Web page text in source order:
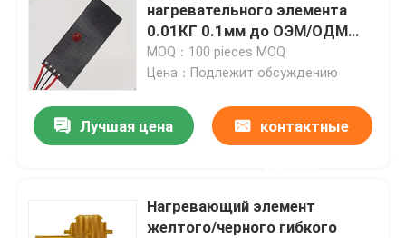
Дом
нагревательного элемента
0.01КГ 0.1мм до ОЭМ/ОДМ
1мм доступный
MOQ：100 pieces MOQ
Цена：Подлежит обсуждению
Лучшая цена контактные
Нагревающий элемент
желтого/черного гибкого